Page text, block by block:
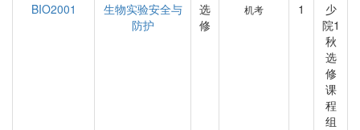
BIO2001
生物实验安全与
防护
选
修
机考 1
少
院1
秋
选
修
课
程
组